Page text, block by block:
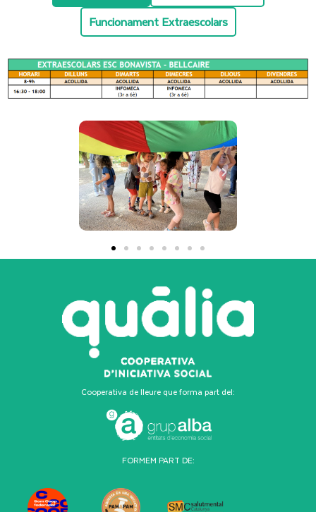
Funcionament Extraescolars
Cooperativa de lleure que forma part del:
FORMEM PART DE: